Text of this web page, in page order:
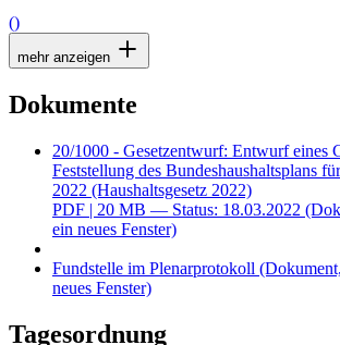
Tagesordnung
Sitzungsverlauf
Herausgeber
Deutscher Bundestag, Internetredaktion
Haushalt
495,8 Milliarden Euro für
haushalt 2022 geplant